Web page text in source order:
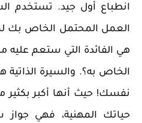
انطباع أول جيد. تستخدم
العمل المحتمل الخاص بك
هي الفائدة التي ستعم
الخاص به؟. والسيرة الذاتية
نفسك! حيث أنها أكبر
حياتك المهنية، فهي